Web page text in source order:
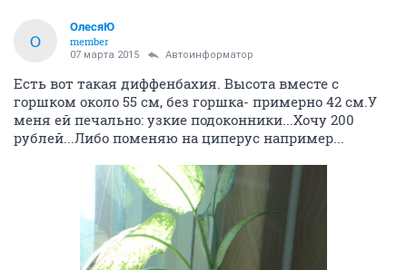
О
ОлесяЮ
member
07 марта 2015 Автоинформатор
Есть вот такая диффенбахия. Высота вместе с
горшком около 55 см, без горшка- примерно 42 см.У
меня ей печально: узкие подоконники...Хочу 200
рублей...Либо поменяю на циперус например...